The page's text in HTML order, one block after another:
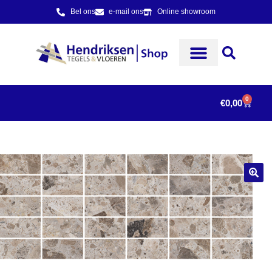
Bel ons e-mail ons Online showroom
€0,00 0